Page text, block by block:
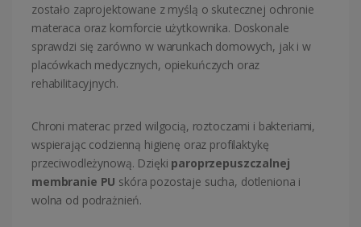
zostało zaprojektowane z myślą o skutecznej ochronie
materaca oraz komforcie użytkownika. Doskonale
sprawdzi się zarówno w warunkach domowych, jak i w
placówkach medycznych, opiekuńczych oraz
rehabilitacyjnych.
Chroni materac przed wilgocią, roztoczami i bakteriami,
wspierając codzienną higienę oraz profilaktykę
przeciwodleżynową. Dzięki paroprzepuszczalnej
membranie PU skóra pozostaje sucha, dotleniona i
wolna od podrażnień.